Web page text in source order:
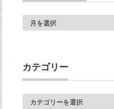
過
覧
カテゴリー
カ